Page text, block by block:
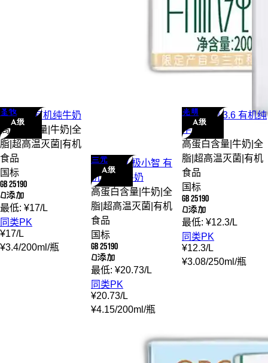
圣牧
A级
圣牧 A2 有机纯牛奶
高蛋白含量 牛奶 全
脂 超高温灭菌 有机
食品
国标
GB 25190
0添加
最低: ¥17/L
同类PK
¥17/L
¥3.4/200ml /瓶
三元
A级
三元
极致 极小智 有
机 A2
纯牛奶
高蛋白含量 牛奶 全
脂 超高温灭菌 有机
食品
国标
GB 25190
0添加
最低: ¥20.73/L
同类PK
¥20.73/L
¥4.15/200ml /瓶
光明
A级
光明 优加 3.6 有机纯
牛奶
高蛋白含量 牛奶 全
脂 超高温灭菌 有机
食品
国标
GB 25190
0添加
最低: ¥12.3/L
同类PK
¥12.3/L
¥3.08/250ml /瓶